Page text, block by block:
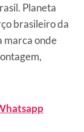
Planeta
brasileiro da
marca onde